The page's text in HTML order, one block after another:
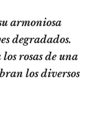
armoniosa
degradados.
los rosas de una
los diversos